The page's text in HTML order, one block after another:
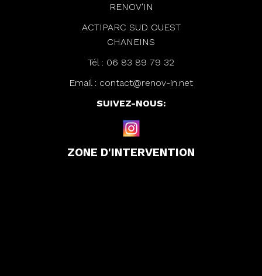
RENOV'IN
ACTIPARC SUD OUEST
CHANEINS
Tél : 06 83 89 79 32
Email : contact@renov-in.net
SUIVEZ-NOUS:
ZONE D'INTERVENTION